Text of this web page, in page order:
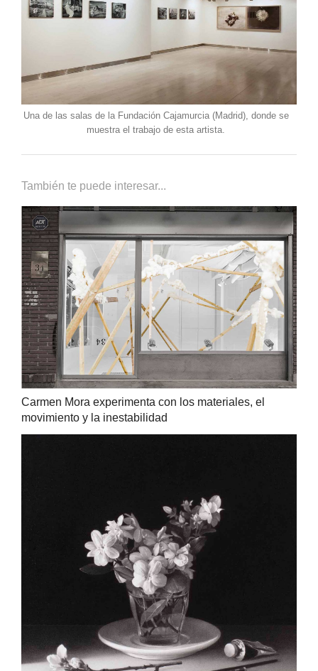
Una de las salas de la Fundación Cajamurcia (Madrid), donde se
muestra el trabajo de esta artista.
También te puede interesar...
Carmen Mora experimenta con los materiales, el
movimiento y la inestabilidad